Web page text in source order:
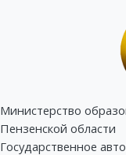
Министерство
Пензенской области
Государственное